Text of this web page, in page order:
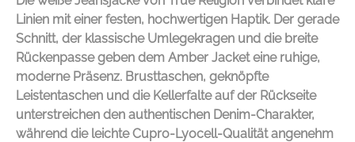
Linien mit einer festen, hochwertigen Haptik. Der gerade
Schnitt, der klassische Umlegekragen und die breite
Rückenpasse geben dem Amber Jacket eine ruhige,
moderne Präsenz. Brusttaschen, geknöpfte
Leistentaschen und die Kellerfalte auf der Rückseite
unterstreichen den authentischen Denim-Charakter,
während die leichte Cupro-Lyocell-Qualität angenehm